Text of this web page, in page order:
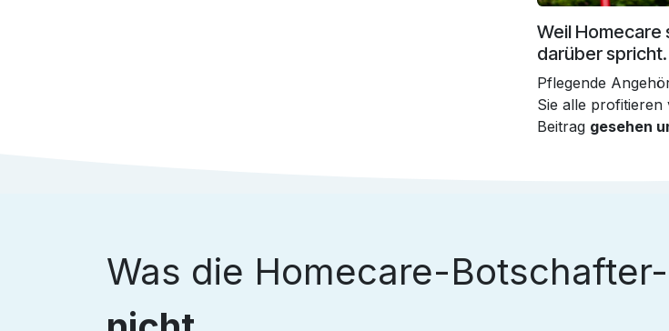
Weil Homecare
darüber spricht.
Pflegende
Sie alle profitieren
Beitrag gesehen
Was die Homecare-